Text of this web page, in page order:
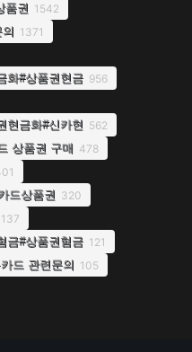
품권 1542
1371
화#상품권현금 956
현금화#신카현 562
상품권 구매 478
드상품권 320
137
금#상품권혐금 121
드 관련문의 105